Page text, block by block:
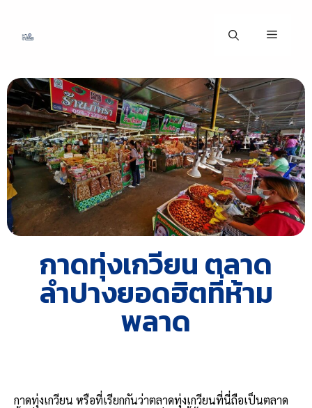
กาดทุ่งเกวียน ตลาด
ลำปางยอดฮิตที่ห้าม
พลาด
กาดทุ่งเกวียน หรือที่เรียกกันว่าตลาดทุ่งเกวียนที่นี่ถือเป็นตลาด